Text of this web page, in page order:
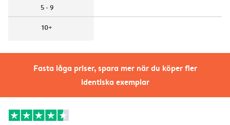
Fasta låga priser, spara mer när du köper fler
identiska exemplar
5 - 9
10+